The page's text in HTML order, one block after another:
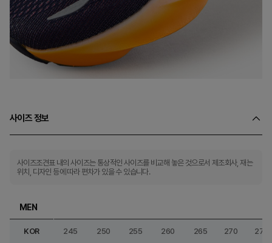
사이즈 정보
사이즈조견표 내의 사이즈는 통상적인 사이즈를 비교해 놓은 것으로서 제조회사, 재는
위치, 디자인 등에 따라 편차가 있을 수 있습니다.
MEN
KOR 245 250 255 260 265 270 275